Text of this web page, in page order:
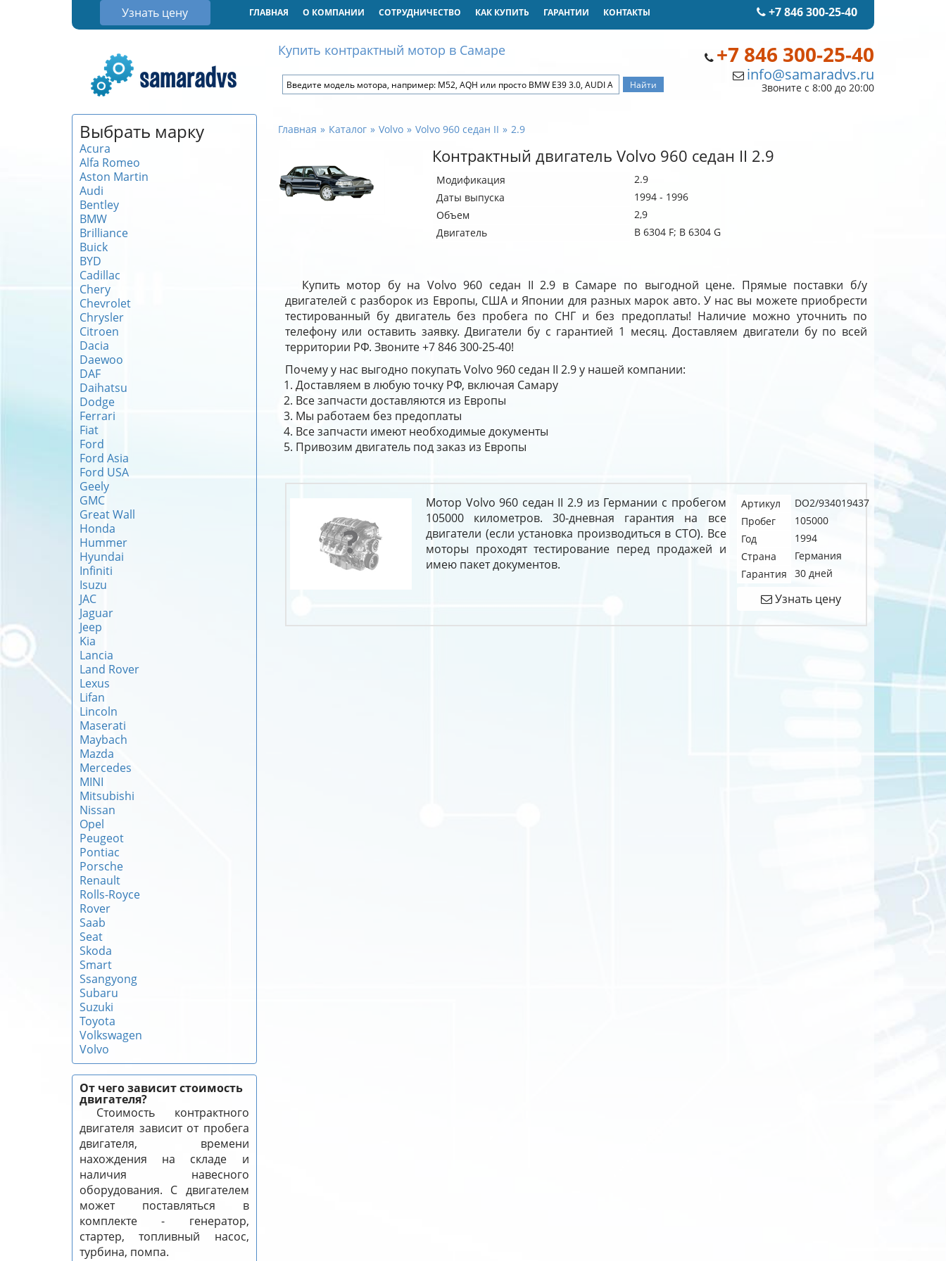
Узнать цену +7 846 300-25-40
ГЛАВНАЯ О КОМПАНИИ СОТРУДНИЧЕСТВО КАК КУПИТЬ ГАРАНТИИ КОНТАКТЫ
+7 846 300-25-40
info@samaradvs.ru
Звоните с 8:00 до 20:00
Купить контрактный мотор в Самаре
Выбрать марку
Acura
Alfa Romeo
Aston Martin
Audi
Bentley
BMW
Brilliance
Buick
BYD
Cadillac
Chery
Chevrolet
Chrysler
Citroen
Dacia
Daewoo
DAF
Daihatsu
Dodge
Ferrari
Fiat
Ford
Ford Asia
Ford USA
Geely
GMC
Great Wall
Honda
Hummer
Hyundai
Infiniti
Isuzu
JAC
Jaguar
Jeep
Kia
Lancia
Land Rover
Lexus
Lifan
Lincoln
Maserati
Maybach
Mazda
Mercedes
MINI
Mitsubishi
Nissan
Opel
Peugeot
Pontiac
Porsche
Renault
Rolls-Royce
Rover
Saab
Seat
Skoda
Smart
Ssangyong
Subaru
Suzuki
Toyota
Volkswagen
Volvo
От чего зависит стоимость
двигателя?
Стоимость контрактного
двигателя зависит от пробега
двигателя, времени
нахождения на складе и
наличия навесного
оборудования. С двигателем
может поставляться в
комплекте - генератор,
стартер, топливный насос,
турбина, помпа.
Главная Каталог Volvo Volvo 960 седан II 2.9
Контрактный двигатель Volvo 960 седан II 2.9
Модификация
2.9
Даты выпуска
1994 - 1996
Объем
2,9
Двигатель
B 6304 F; B 6304 G
Купить мотор бу на Volvo 960 седан II 2.9 в Самаре по выгодной цене. Прямые поставки б/у
двигателей с разборок из Европы, США и Японии для разных марок авто. У нас вы можете приобрести
тестированный бу двигатель без пробега по СНГ и без предоплаты! Наличие можно уточнить по
телефону или оставить заявку. Двигатели бу с гарантией 1 месяц. Доставляем двигатели бу по всей
территории РФ. Звоните +7 846 300-25-40!
Почему у нас выгодно покупать Volvo 960 седан II 2.9 у нашей компании:
Доставляем в любую точку РФ, включая Самару
Все запчасти доставляются из Европы
Мы работаем без предоплаты
Все запчасти имеют необходимые документы
Привозим двигатель под заказ из Европы
Мотор Volvo 960 седан II 2.9 из Германии с пробегом
105000 километров. 30-дневная гарантия на все
двигатели (если установка производиться в СТО). Все
моторы проходят тестирование перед продажей и
имею пакет документов.
Артикул
DO2/934019437
Пробег
105000
Год
1994
Страна
Германия
Гарантия
30 дней
Узнать цену